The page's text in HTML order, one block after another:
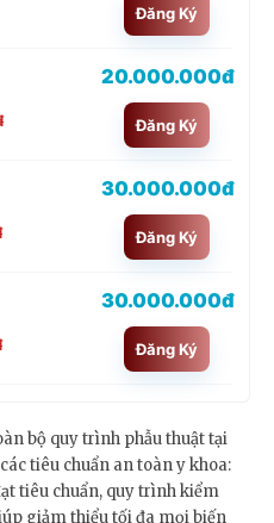
Đăng Ký
20.000.000đ
Đăng Ký
30.000.000đ
Đăng Ký
30.000.000đ
Đăng Ký
bộ quy trình phẫu thuật tại
tiêu chuẩn an toàn y khoa:
tiêu chuẩn, quy trình kiểm
giảm thiểu tối đa mọi biến